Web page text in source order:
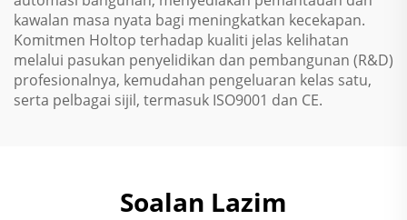
kawalan masa nyata bagi meningkatkan kecekapan.
Komitmen Holtop terhadap kualiti jelas kelihatan
melalui pasukan penyelidikan dan pembangunan (R&D)
profesionalnya, kemudahan pengeluaran kelas satu,
serta pelbagai sijil, termasuk ISO9001 dan CE.
Soalan Lazim